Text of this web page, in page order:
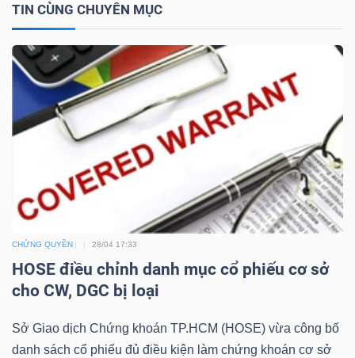
TIN CÙNG CHUYÊN MỤC
CHỨNG QUYỀN 28/04 17:33
HOSE điều chỉnh danh mục cổ phiếu cơ sở
cho CW, DGC bị loại
Sở Giao dịch Chứng khoán TP.HCM (HOSE) vừa công bố
danh sách cổ phiếu đủ điều kiện làm chứng khoán cơ sở
NGÀNH
DOANH
NGHIỆP
PHIẾU
PHÁI
SINH